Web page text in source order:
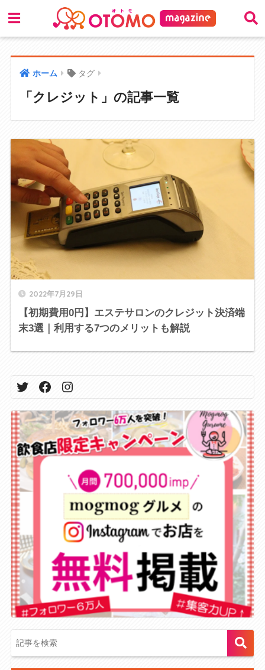
ホーム タグ
「クレジット」の記事一覧
2022年7月29日
【初期費用0円】エステサロンのクレジット決済端
末3選｜利用する7つのメリットも解説